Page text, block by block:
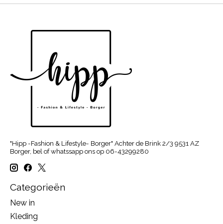
"Hipp -Fashion & Lifestyle- Borger" Achter de Brink 2/3 9531 AZ
Borger, bel of whatssapp ons op 06-43299280
Categorieën
New in
Kleding